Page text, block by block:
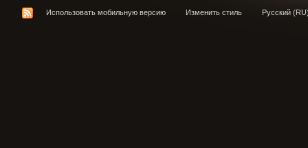
Использовать мобильную версию Изменить стиль Русский